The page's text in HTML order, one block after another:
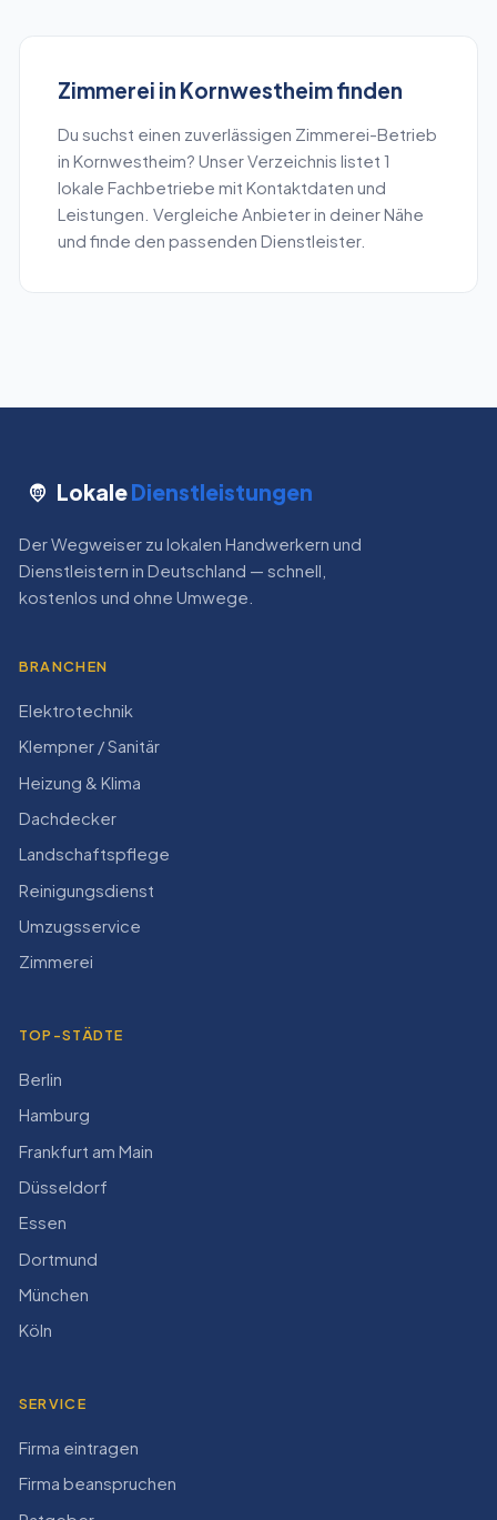
Zimmerei in Kornwestheimfinden
Du suchst einen zuverlässigen Zimmerei-Betrieb
in Kornwestheim? Unser Verzeichnis listet 1
lokale Fachbetriebe mit Kontaktdaten und
Leistungen. Vergleiche Anbieter in deiner Nähe
und finde den passenden Dienstleister.
LokaleDienstleistungen
Der Wegweiser zu lokalen Handwerkern und
Dienstleistern in Deutschland — schnell,
kostenlos und ohne Umwege.
BRANCHEN
Elektrotechnik
Klempner / Sanitär
Heizung & Klima
Dachdecker
Landschaftspflege
Reinigungsdienst
Umzugsservice
Zimmerei
TOP-STÄDTE
Berlin
Hamburg
Frankfurt am Main
Düsseldorf
Essen
Dortmund
München
Köln
SERVICE
Firma eintragen
Firma beanspruchen